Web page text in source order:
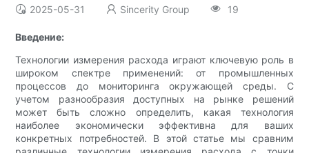
2025-05-31 Sincerity Group 19
Введение:
Технологии измерения расхода играют ключевую роль в
широком спектре применений: от промышленных
процессов до мониторинга окружающей среды. С
учетом разнообразия доступных на рынке решений
может быть сложно определить, какая технология
наиболее экономически эффективна для ваших
конкретных потребностей. В этой статье мы сравним